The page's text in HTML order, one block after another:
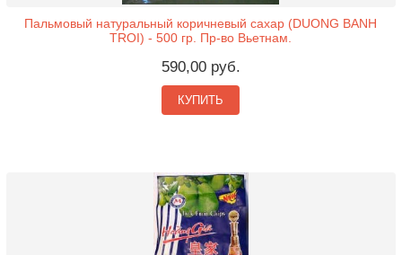
Пальмовый натуральный коричневый сахар (DUONG BANH
TROI) - 500 гр. Пр-во Вьетнам.
590,00 руб.
КУПИТЬ